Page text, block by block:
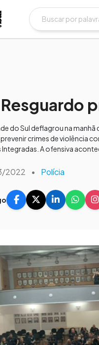
do Sul deflagrou na
crimes de violência
A ofensiva
2022 • Polícia